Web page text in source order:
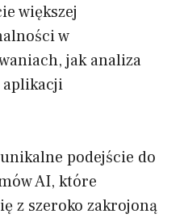
większej
w
jak analiza
podejście do
AI, które
z szeroko zakrojoną